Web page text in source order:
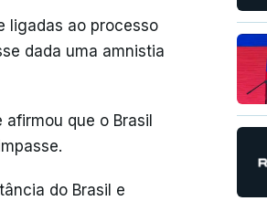
ligadas ao processo
dada uma amnistia
que o Brasil
do Brasil e